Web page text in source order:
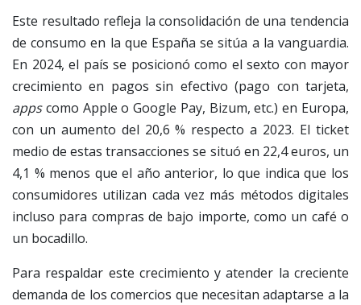
Este resultado refleja la consolidación de una tendencia
de consumo en la que España se sitúa a la vanguardia.
En 2024, el país se posicionó como el sexto con mayor
crecimiento en pagos sin efectivo (pago con tarjeta,
appscomo Apple o Google Pay, Bizum, etc.) en Europa,
con un aumento del 20,6 % respecto a 2023. El ticket
medio de estas transacciones se situó en 22,4 euros, un
4,1 % menos que el año anterior, lo que indica que los
consumidores utilizan cada vez más métodos digitales
incluso para compras de bajo importe, como un café o
un bocadillo.
Para respaldar este crecimiento y atender la creciente
demanda de los comercios que necesitan adaptarse a la